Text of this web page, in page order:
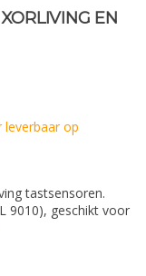
EN
op
tastsensoren.
9010), geschikt voor